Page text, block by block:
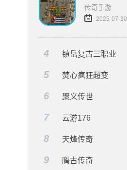
传奇手游
2025-07-30
4 镇岳复古三职业
5 焚心疯狂超变
6 聚义传世
7 云游176
8 天烽传奇
9 腾古传奇